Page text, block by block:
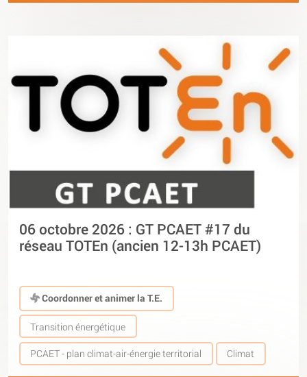
06 octobre 2026 : GT PCAET #17 du
réseau TOTEn (ancien 12-13h PCAET)
Coordonner et animer la T.E.
Transition énergétique
PCAET - plan climat-air-énergie territorial Climat